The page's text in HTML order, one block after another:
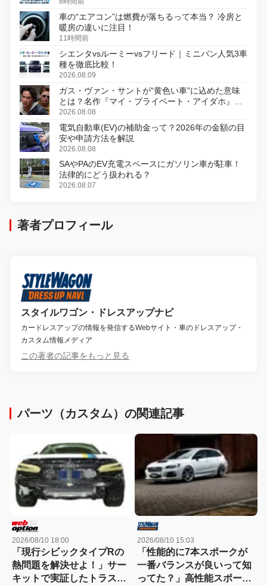
車の“エアコン”は燃費が落ちるって本当？ 冷房と
暖房の違いに注目！
11時間前
シエンタvsルーミーvsフリード｜ミニバン人気3車
種を徹底比較！
2026.08.09
ガス・ヴァン・サントが“黄色い車”に込めた意味
とは？名作『マイ・プライベート・アイダホ』が
初のデジタルリマスター版で復活
2026.08.08
電気自動車(EV)の補助金って？2026年の金額の目
安や申請方法を解説
2026.08.08
SAやPAのEV充電スペースにガソリン車が駐車！
法律的にどう扱われる？
2026.08.07
著者プロフィール
スタイルワゴン・ドレスアップナビ
カードレスアップの情報を発信するWebサイト・車のドレスアップ・
カスタム情報メディア
この著者の記事をもっと見る
パーツ（カスタム）の関連記事
2026/08/10 18:00
「現行シビックタイプRの
熱問題を解決せよ！」サー
キットで実証したトラスト
2026/08/10 15:03
「性能的に7本スポークが
一番バランスが良いって知
ってた？」高性能スポーツ